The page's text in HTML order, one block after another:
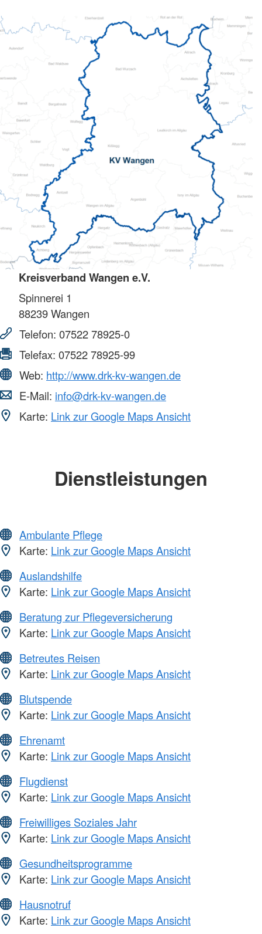
Kreisverband Wangen e.V.
Spinnerei 1
88239Wangen
Telefon: 07522 78925-0
Telefax: 07522 78925-99
Web: http://www.drk-kv-wangen.de
E-Mail: info@drk-kv-wangen.de
Karte: Link zur Google Maps Ansicht
Dienstleistungen
Ambulante Pflege
Karte: Link zur Google Maps Ansicht
Auslandshilfe
Karte: Link zur Google Maps Ansicht
Beratung zur Pflegeversicherung
Karte: Link zur Google Maps Ansicht
Betreutes Reisen
Karte: Link zur Google Maps Ansicht
Blutspende
Karte: Link zur Google Maps Ansicht
Ehrenamt
Karte: Link zur Google Maps Ansicht
Flugdienst
Karte: Link zur Google Maps Ansicht
Freiwilliges Soziales Jahr
Karte: Link zur Google Maps Ansicht
Gesundheitsprogramme
Karte: Link zur Google Maps Ansicht
Hausnotruf
Karte: Link zur Google Maps Ansicht